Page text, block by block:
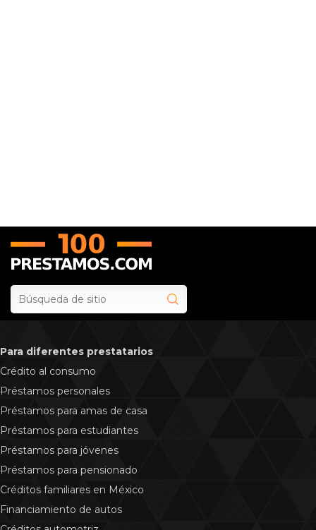
Para diferentes prestatarios
Crédito al consumo
Préstamos personales
Préstamos para amas de casa
Préstamos para estudiantes
Préstamos para jóvenes
Préstamos para pensionado
Créditos familiares en México
Financiamiento de autos